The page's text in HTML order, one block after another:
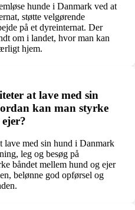
hunde i Danmark ved at
støtte velgørende
på et dyreinternat. Der
om i landet, hvor man kan
hjem.
at lave med sin
kan man styrke
lave med sin hund i Danmark
leg og besøg på
båndet mellem hund og ejer
belønne god opførsel og